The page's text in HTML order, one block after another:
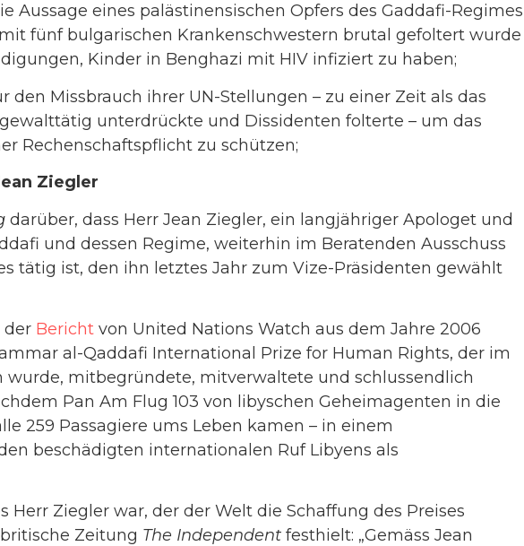
Aussage eines palästinensischen Opfers des Gaddafi-Regimes
fünf bulgarischen Krankenschwestern brutal gefoltert wurde
Kinder in Benghazi mit HIV infiziert zu haben;
den Missbrauch ihrer UN-Stellungen – zu einer Zeit als das
unterdrückte und Dissidenten folterte – um das
Rechenschaftspflicht zu schützen;
Ziegler
darüber, dass Herr Jean Ziegler, ein langjähriger Apologet und
und dessen Regime, weiterhin im Beratenden Ausschuss
tätig ist, den ihn letztes Jahr zum Vize-Präsidenten gewählt
der Bericht von United Nations Watch aus dem Jahre 2006
al-Qaddafi International Prize for Human Rights, der im
wurde, mitbegründete, mitverwaltete und schlussendlich
Pan Am Flug 103 von libyschen Geheimagenten in die
259 Passagiere ums Leben kamen – in einem
beschädigten internationalen Ruf Libyens als
Herr Ziegler war, der der Welt die Schaffung des Preises
Zeitung The Independent festhielt: „Gemäss Jean